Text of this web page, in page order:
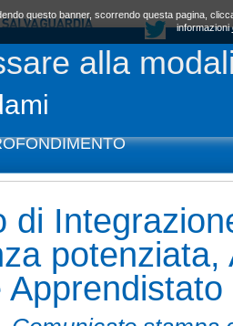
alla
di
questo banner, scorrendo questa pagina,
informazioni